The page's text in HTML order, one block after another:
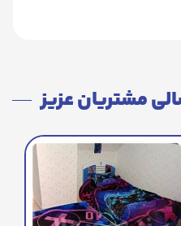
مشتریان عزیز